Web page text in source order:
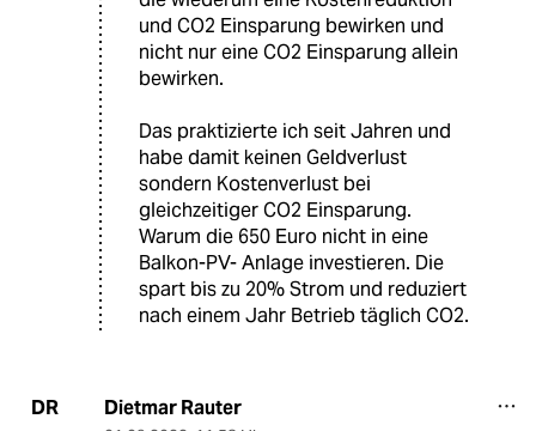
und CO2 Einsparung bewirken und
nicht nur eine CO2 Einsparung allein
bewirken.
Das praktizierte ich seit Jahren und
habe damit keinen Geldverlust
sondern Kostenverlust bei
gleichzeitiger CO2 Einsparung.
Warum die 650 Euro nicht in eine
Balkon-PV- Anlage investieren. Die
spart bis zu 20% Strom und reduziert
nach einem Jahr Betrieb täglich CO2.
DR Dietmar Rauter